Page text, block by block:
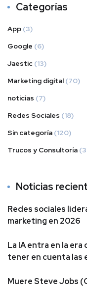
Categorías
App (3)
Google (6)
Jaestic (13)
Marketing digital (70)
noticias (7)
Redes Sociales (18)
Sin categoría (120)
Trucos y Consultoría
Noticias
Redes sociales
marketing en 2026
La IA entra en la
tener en cuenta las
Muere Steve Jobs